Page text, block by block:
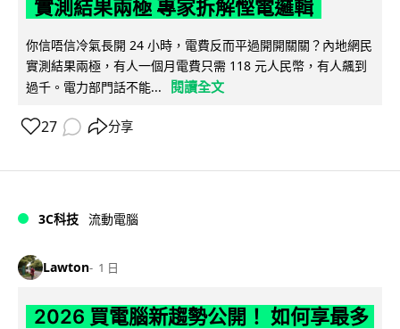
實測結果兩極 專家拆解慳電邏輯
你信唔信冷氣長開 24 小時，電費反而平過開開關關？內地網民
實測結果兩極，有人一個月電費只需 118 元人民幣，有人飆到
過千。電力部門話不能...
閱讀全文
27 分享
3C科技 流動電腦
Lawton 1 日
2026 買電腦新趨勢公開！ 如何享最多